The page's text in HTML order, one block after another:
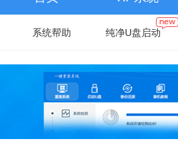
系统帮助 纯净U盘启动